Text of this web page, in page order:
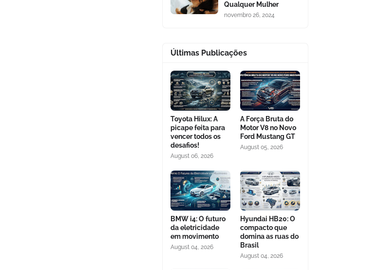
Qualquer Mulher
novembro 26, 2024
Últimas Publicações
Toyota Hilux: A
picape feita para
vencer todos os
desafios!
August 06, 2026
A Força Bruta do
Motor V8 no Novo
Ford Mustang GT
August 05, 2026
BMW i4: O futuro
da eletricidade
em movimento
August 04, 2026
Hyundai HB20: O
compacto que
domina as ruas do
Brasil
August 04, 2026